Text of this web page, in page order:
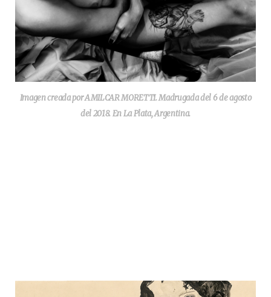
Imagen creada por AMILCAR MORETTI. Madrugada del 6 de agosto
del 2018. En La Plata, Argentina.